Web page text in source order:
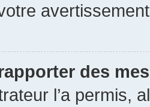
des
l’a permis,